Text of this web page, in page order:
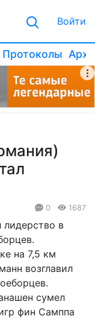
Войти
Протоколы
0 1687
лидерство в
на 7,5 км
возглавил
сумел
фин Самппа